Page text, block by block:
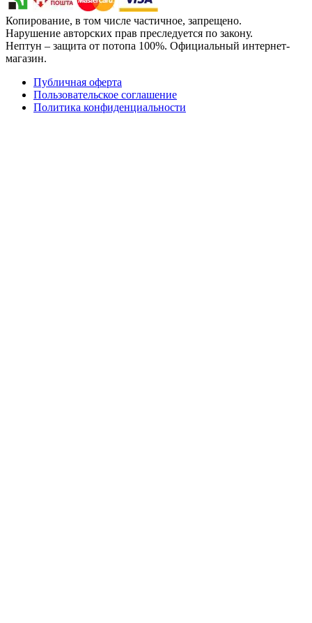
Копирование, в том числе частичное, запрещено.
Нарушение авторских прав преследуется по закону.
Нептун – защита от потопа 100%. Официальный интернет-
магазин.
Публичная оферта
Пользовательское соглашение
Политика конфиденциальности